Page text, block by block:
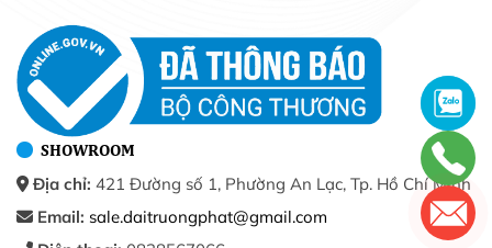
SHOWROOM
Địa chỉ: 421 Đường số 1, Phường An Lạc, Tp. Hồ Chí Minh
Email: sale.daitruongphat@gmail.com